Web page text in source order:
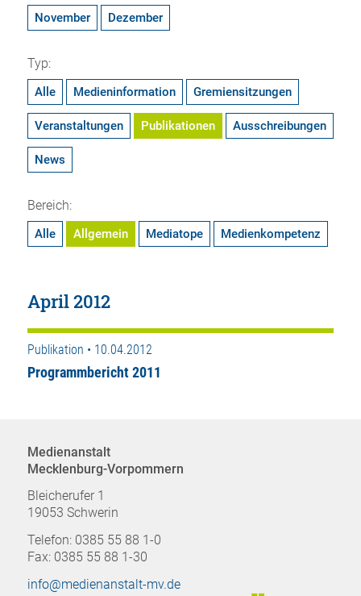
November Dezember
Typ:
Alle Medieninformation Gremiensitzungen
Veranstaltungen Publikationen Ausschreibungen
News
Bereich:
Alle Allgemein Mediatope Medienkompetenz
April 2012
Publikation • 10.04.2012
Programmbericht 2011
Medienanstalt
Mecklenburg-Vorpommern
Bleicherufer 1
19053 Schwerin
Telefon: 0385 55 88 1-0
Fax: 0385 55 88 1-30
info@medienanstalt-mv.de